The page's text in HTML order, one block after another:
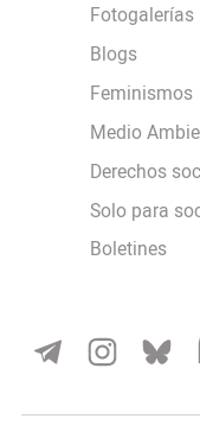
Fotogalerías
Blogs
Feminismos
Medio
Derechos
Solo para
Boletines